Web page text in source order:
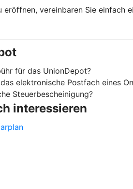
vereinbaren Sie einfach
für das UnionDepot?
elektronische Postfach eines
Steuerbescheinigung?
interessieren